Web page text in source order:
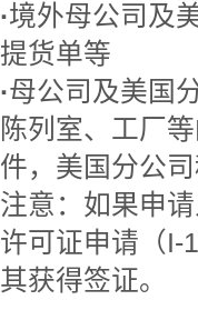
·境外母公司及
提货单等
·母公司及美国
陈列室、工厂
件，美国分公
注意：如果申
许可证申请（I-
其获得签证。